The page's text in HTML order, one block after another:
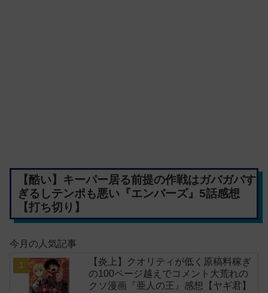
【酷い】キーパー居る前提の作戦はガバガバす
ぎるしテンポも悪い『エンバーズ』5話感想
【打ち切り】
今月の人気記事
【炎上】クオリティが低く原稿料稼ぎ
の100ページ越えでコメント大荒れの
クソ漫画『亜人の王』感想【ヤギ君】